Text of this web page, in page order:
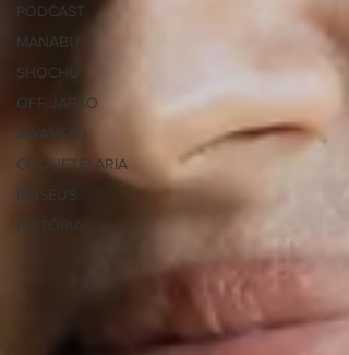
PODCAST
MANABU
SHOCHU
OFF JAPÃO
AWAMORI
COQUETELARIA
MUSEUS
HISTÓRIA